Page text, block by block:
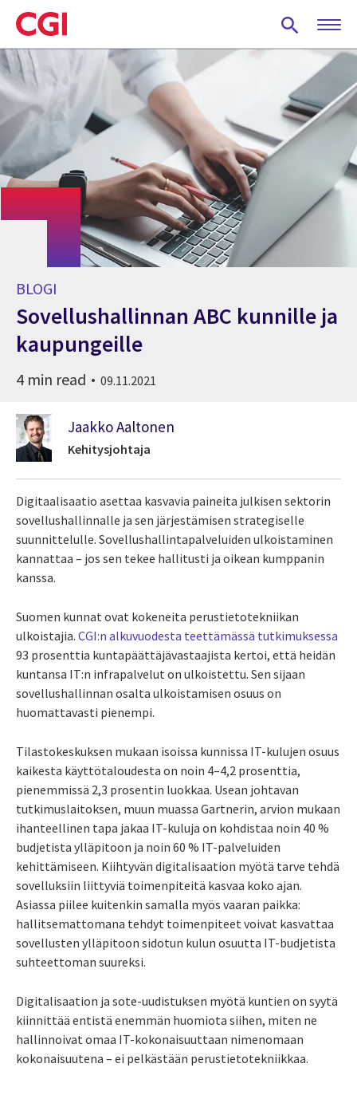
Skip
to
main
content
BLOGI
Sovellushallinnan ABC kunnille ja
kaupungeille
4 min read 09.11.2021
Jaakko Aaltonen
Kehitysjohtaja
Digitaalisaatio asettaa kasvavia paineita julkisen sektorin
sovellushallinnalle ja sen järjestämisen strategiselle
suunnittelulle. Sovellushallintapalveluiden ulkoistaminen
kannattaa – jos sen tekee hallitusti ja oikean kumppanin
kanssa.
Suomen kunnat ovat kokeneita perustietotekniikan
ulkoistajia. CGI:n alkuvuodesta teettämässä tutkimuksessa
93 prosenttia kuntapäättäjävastaajista kertoi, että heidän
kuntansa IT:n infrapalvelut on ulkoistettu. Sen sijaan
sovellushallinnan osalta ulkoistamisen osuus on
huomattavasti pienempi.
Tilastokeskuksen mukaan isoissa kunnissa IT-kulujen osuus
kaikesta käyttötaloudesta on noin 4–4,2 prosenttia,
pienemmissä 2,3 prosentin luokkaa. Usean johtavan
tutkimuslaitoksen, muun muassa Gartnerin, arvion mukaan
ihanteellinen tapa jakaa IT-kuluja on kohdistaa noin 40 %
budjetista ylläpitoon ja noin 60 % IT-palveluiden
kehittämiseen. Kiihtyvän digitalisaation myötä tarve tehdä
sovelluksiin liittyviä toimenpiteitä kasvaa koko ajan.
Asiassa piilee kuitenkin samalla myös vaaran paikka:
hallitsemattomana tehdyt toimenpiteet voivat kasvattaa
sovellusten ylläpitoon sidotun kulun osuutta IT-budjetista
suhteettoman suureksi.
Digitalisaation ja sote-uudistuksen myötä kuntien on syytä
kiinnittää entistä enemmän huomiota siihen, miten ne
hallinnoivat omaa IT-kokonaisuuttaan nimenomaan
kokonaisuutena – ei pelkästään perustietotekniikkaa.